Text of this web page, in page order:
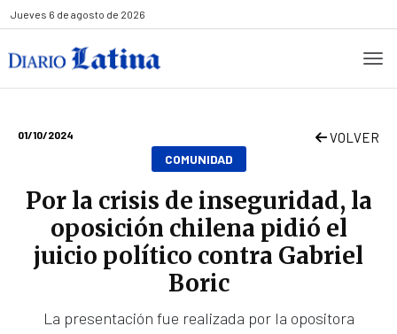
Jueves 6 de agosto de 2026
01/10/2024 VOLVER
COMUNIDAD
Por la crisis de inseguridad, la
oposición chilena pidió el
juicio político contra Gabriel
Boric
La presentación fue realizada por la opositora